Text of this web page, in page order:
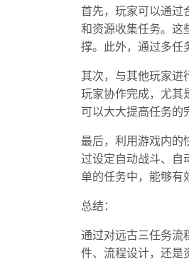
首先，玩家可以通过
和资源收集任务。这
撑。此外，通过多任
其次，与其他玩家进
玩家协作完成，尤其
可以大大提高任务的
最后，利用游戏内的
过设定自动战斗、自
单的任务中，能够有
总结：
通过对远古三任务流
件、流程设计，还是